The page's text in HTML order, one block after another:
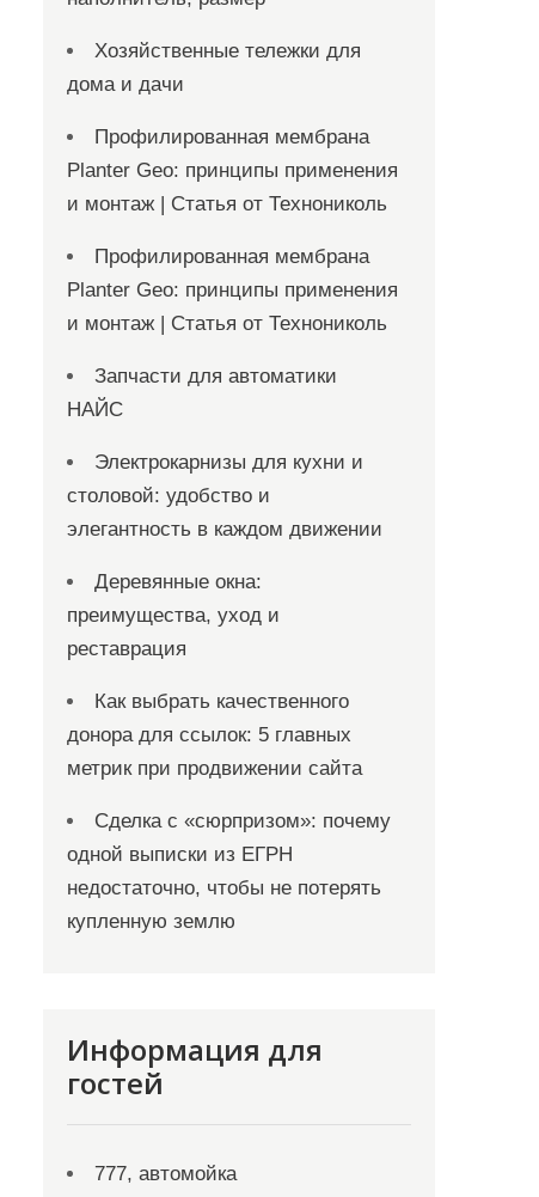
Хозяйственные тележки для
дома и дачи
Профилированная мембрана
Planter Geo: принципы применения
и монтаж | Статья от Технониколь
Профилированная мембрана
Planter Geo: принципы применения
и монтаж | Статья от Технониколь
Запчасти для автоматики
НАЙС
Электрокарнизы для кухни и
столовой: удобство и
элегантность в каждом движении
Деревянные окна:
преимущества, уход и
реставрация
Как выбрать качественного
донора для ссылок: 5 главных
метрик при продвижении сайта
Сделка с «сюрпризом»: почему
одной выписки из ЕГРН
недостаточно, чтобы не потерять
купленную землю
Информация для
гостей
777, автомойка